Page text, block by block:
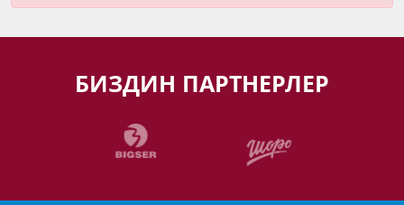
БИЗДИН ПАРТНЕРЛЕР